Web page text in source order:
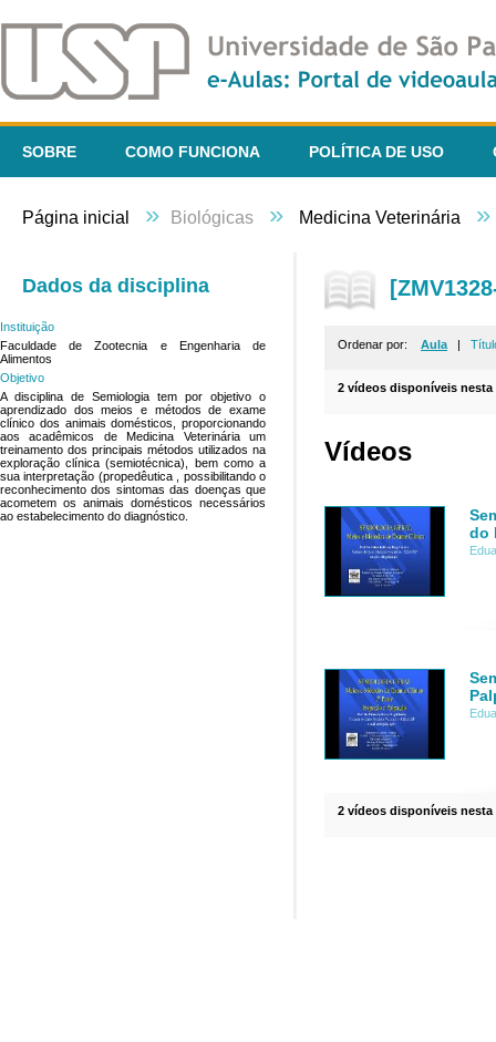
SOBRE COMO FUNCIONA POLÍTICA DE USO
Página inicial » Biológicas » Medicina Veterinária »
Dados da disciplina
Instituição
Faculdade de Zootecnia e Engenharia de
Alimentos
Objetivo
A disciplina de Semiologia tem por objetivo o
aprendizado dos meios e métodos de exame
clínico dos animais domésticos, proporcionando
aos acadêmicos de Medicina Veterinária um
treinamento dos principais métodos utilizados na
exploração clínica (semiotécnica), bem como a
sua interpretação (propedêutica , possibilitando o
reconhecimento dos sintomas das doenças que
acometem os animais domésticos necessários
ao estabelecimento do diagnóstico.
Ordenar por: Aula |
2 vídeos disponíveis
Vídeos
do
2 vídeos disponíveis